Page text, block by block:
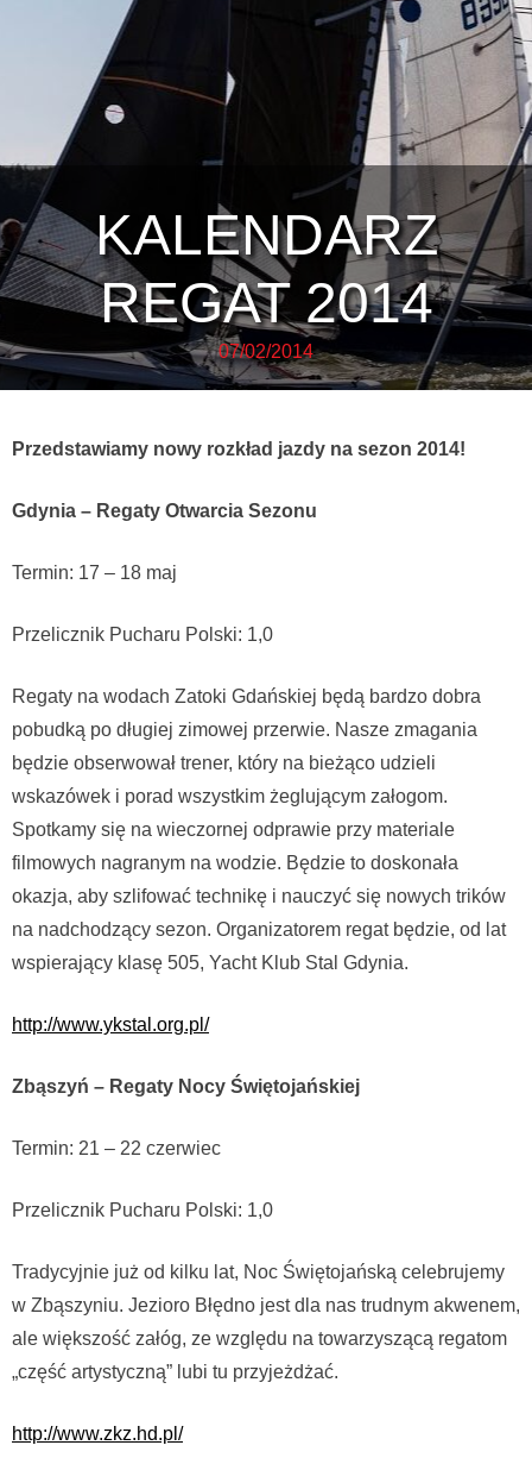
KALENDARZ
REGAT 2014
07/02/2014
Przedstawiamy nowy rozkład jazdy na sezon 2014!
Gdynia – Regaty Otwarcia Sezonu
Termin: 17 – 18 maj
Przelicznik Pucharu Polski: 1,0
Regaty na wodach Zatoki Gdańskiej będą bardzo dobra
pobudką po długiej zimowej przerwie. Nasze zmagania
będzie obserwował trener, który na bieżąco udzieli
wskazówek i porad wszystkim żeglującym załogom.
Spotkamy się na wieczornej odprawie przy materiale
filmowych nagranym na wodzie. Będzie to doskonała
okazja, aby szlifować technikę i nauczyć się nowych trików
na nadchodzący sezon. Organizatorem regat będzie, od lat
wspierający klasę 505, Yacht Klub Stal Gdynia.
http://www.ykstal.org.pl/
Zbąszyń – Regaty Nocy Świętojańskiej
Termin: 21 – 22 czerwiec
Przelicznik Pucharu Polski: 1,0
Tradycyjnie już od kilku lat, Noc Świętojańską celebrujemy
w Zbąszyniu. Jezioro Błędno jest dla nas trudnym akwenem,
ale większość załóg, ze względu na towarzyszącą regatom
„część artystyczną” lubi tu przyjeżdżać.
http://www.zkz.hd.pl/